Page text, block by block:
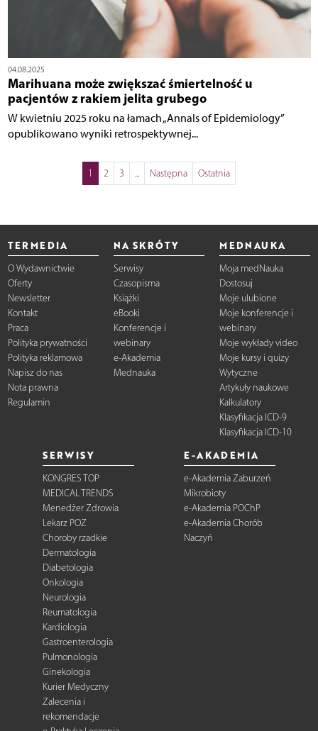
04.08.2025
Marihuana może zwiększać śmiertelność u
pacjentów z rakiem jelita grubego
W kwietniu 2025 roku na łamach „Annals of Epidemiology”
opublikowano wyniki retrospektywnej...
1 2 3 ... Następna Ostatnia
TERMEDIA
O Wydawnictwie
Oferty
Newsletter
Kontakt
Praca
Polityka prywatności
Polityka reklamowa
Napisz do nas
Nota prawna
Regulamin
NA SKRÓTY
Serwisy
Czasopisma
Książki
eBooki
Konferencje i
webinary
e-Akademia
Mednauka
MEDNAUKA
Moja medNauka
Dostosuj
Moje ulubione
Moje konferencje i
webinary
Moje wykłady video
Moje kursy i quizy
Wytyczne
Artykuły naukowe
Kalkulatory
Klasyfikacja ICD-9
Klasyfikacja ICD-10
SERWISY
KONGRES TOP
MEDICAL TRENDS
Menedżer Zdrowia
Lekarz POZ
Choroby rzadkie
Dermatologia
Diabetologia
Onkologia
Neurologia
Reumatologia
Kardiologia
Gastroenterologia
Pulmonologia
Ginekologia
Kurier Medyczny
Zalecenia i
rekomendacje
E-AKADEMIA
e-Akademia Zaburzeń
Mikrobioty
e-Akademia POChP
e-Akademia Chorób
Naczyń